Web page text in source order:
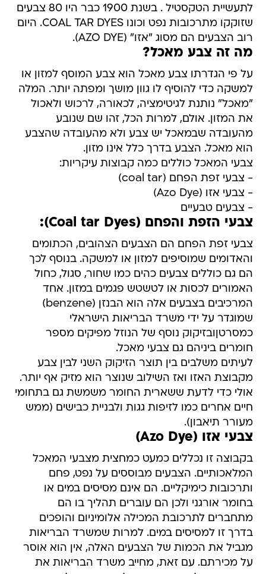
לתעשיית הטקסטיל . בשנת 1900 כבר היו 80 צבעים
שזוקקו מתרכובות נפט וכונו COAL TAR DYES. היום
רוב הצבעים הם מסוג "אזו" (AZO DYE).
מה זה צבע מאכל?
על פי הגדרתו צבע מאכל הוא צבע המוסף למזון או
למשקה כדי להוסיף לו גוון מושך ומפתה יותר. המלה
"מאכל" נותנת לגיטימציה, לכאורה, לרכוש ולאכול
את המזון. אולם, למרות הכל, זהו שם שנובע
מהעובדה שבמאכל יש צבע ולא מהעובדה שהצבע
הוא מאכל. הצבע בדרך כלל אינו מזון.
צבעי המאכל כוללים כמה קבוצות עיקריות:
- צבעי זפת הפחם (coal tar)
- צבעי אזו (Azo Dye)
- צבעים טבעיים
צבעי הזפת והפחם (Coal tar Dyes):
צבעי זפת הפחם הם הצבעים הצהובים, הכתומים
והאדומים שמוסיפים למזון או למשקה. בנוסף לכך
הם גם כוללים צבעים כהים כמו שחור, סגול, כחול
האמורים לכסות או לטשטש פגמים במזון. אחד
המרכיבים בצבעים אלה הוא הבנזן (benzene)
שמוגדר על ידי משרד הבריאות הישראלי
כמסרטןובזיקוק נוסף של הנוזל מפיקים מספר
חומרים ביניהם גם צבעי מאכל.
לעיתים משלבים בין תוצר הזיקוק השני לבין צבע
מקבוצת האזו ואז השילוב שנוצר הוא מזיק אף יותר.
אולי כדי לדעת ששארית החומר משמשת גם בתחומי
חיים אחרים כמו לזיפות גגות ולבניית כבישים (ממש
מעורר תיאבון).
צבעי אזו (Azo Dye)
בקבוצה זו נכללים כמעט כמחצית מצבעי המאכל
המלאכותיים. הצבעים מבוססים על נפט, פחם
ותרכובות כימיקליים. הם אינם מסיסים במים או
בחומר אורגני ולכן הם עוברים תהליך בו הם
מתחברים לתרכובת המכילה אלומיניום והופכים
בדרך זו למסיסים במים. למרות שמשרד הבריאות
מגביל את הכמות של הצבעים האלה, אין הוא אוסר
על מכירתם. עם זאת, מחייב משרד הבריאות את